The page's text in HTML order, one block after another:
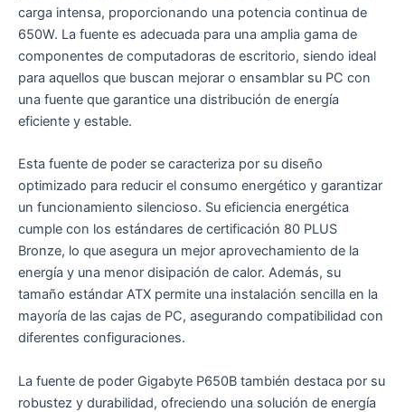
carga intensa, proporcionando una potencia continua de
650W. La fuente es adecuada para una amplia gama de
componentes de computadoras de escritorio, siendo ideal
para aquellos que buscan mejorar o ensamblar su PC con
una fuente que garantice una distribución de energía
eficiente y estable.
Esta fuente de poder se caracteriza por su diseño
optimizado para reducir el consumo energético y garantizar
un funcionamiento silencioso. Su eficiencia energética
cumple con los estándares de certificación 80 PLUS
Bronze, lo que asegura un mejor aprovechamiento de la
energía y una menor disipación de calor. Además, su
tamaño estándar ATX permite una instalación sencilla en la
mayoría de las cajas de PC, asegurando compatibilidad con
diferentes configuraciones.
La fuente de poder Gigabyte P650B también destaca por su
robustez y durabilidad, ofreciendo una solución de energía